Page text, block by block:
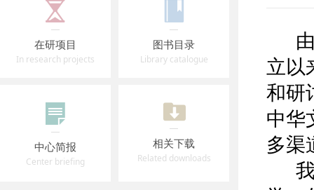
在研项目
In research projects
图书目录
Library catalogue
中心简报
Center briefing
相关下载
Related downloads
由
立以
和研
中华
多渠
我